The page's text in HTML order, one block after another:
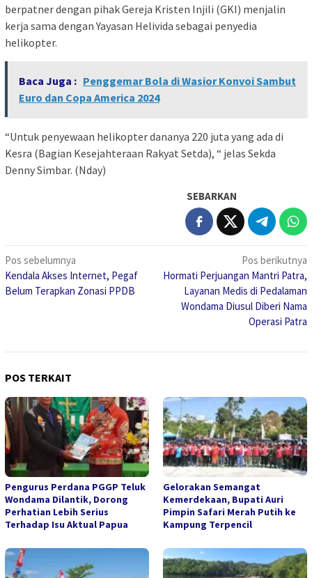
berpatner dengan pihak Gereja Kristen Injili (GKI) menjalin
kerja sama dengan Yayasan Helivida sebagai penyedia
helikopter.
Baca Juga : Penggemar Bola di Wasior Konvoi Sambut
Euro dan Copa America 2024
“Untuk penyewaan helikopter dananya 220 juta yang ada di
Kesra (Bagian Kesejahteraan Rakyat Setda), “ jelas Sekda
Denny Simbar. (Nday)
SEBARKAN
Navigasi
pos
Pos sebelumnya
Kendala Akses Internet, Pegaf
Belum Terapkan Zonasi PPDB
Pos berikutnya
Hormati Perjuangan Mantri Patra,
Layanan Medis di Pedalaman
Wondama Diusul Diberi Nama
Operasi Patra
POS TERKAIT
Pengurus Perdana PGGP Teluk
Wondama Dilantik, Dorong
Perhatian Lebih Serius
Terhadap Isu Aktual Papua
Gelorakan Semangat
Kemerdekaan, Bupati Auri
Pimpin Safari Merah Putih ke
Kampung Terpencil